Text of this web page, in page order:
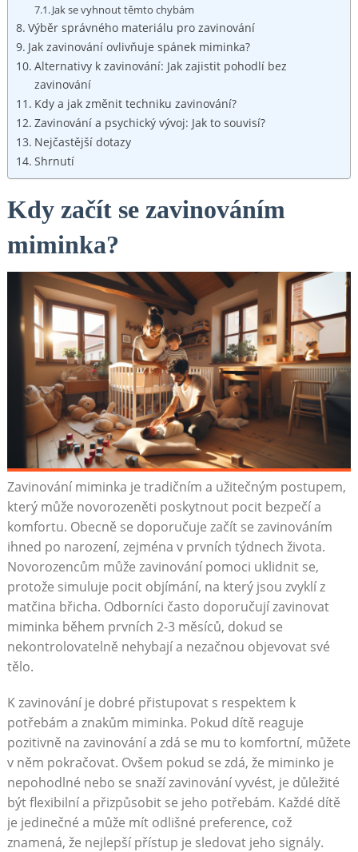
Jak se vyhnout těmto chybám
Výběr správného materiálu pro zavinování
Jak zavinování ovlivňuje spánek miminka?
Alternativy k zavinování: Jak zajistit pohodlí bez
zavinování
Kdy a jak změnit techniku zavinování?
Zavinování a psychický vývoj: Jak to souvisí?
Nejčastější dotazy
Shrnutí
Kdy začít se zavinováním
miminka?
Zavinování miminka je tradičním a užitečným postupem,
který může novorozeněti poskytnout pocit bezpečí a
komfortu. Obecně se doporučuje začít se zavinováním
ihned po narození, zejména v prvních týdnech života.
Novorozencům může zavinování pomoci uklidnit se,
protože simuluje pocit objímání, na který jsou zvyklí z
matčina břicha. Odborníci často doporučují zavinovat
miminka během prvních 2-3 měsíců, dokud se
nekontrolovatelně nehybají a nezačnou objevovat své
tělo.
K zavinování je dobré přistupovat s respektem k
potřebám a znakům miminka. Pokud dítě reaguje
pozitivně na zavinování a zdá se mu to komfortní, můžete
v něm pokračovat. Ovšem pokud se zdá, že miminko je
nepohodlné nebo se snaží zavinování vyvést, je důležité
být flexibilní a přizpůsobit se jeho potřebám. Každé dítě
je jedinečné a může mít odlišné preference, což
znamená, že nejlepší přístup je sledovat jeho signály.